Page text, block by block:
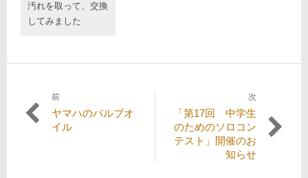
汚れを取って、交換
してみました
投
稿
前
過
去
ヤマハのバルブオ
イル
次
の
「第17回 中学生
のためのソロコン
テスト」開催のお
知らせ